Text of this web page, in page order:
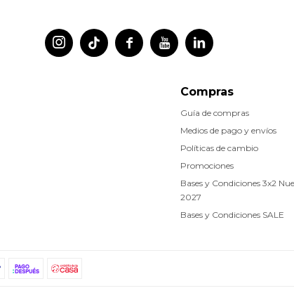
 
 
Compras
Guía de compras
Medios de pago y envíos
Políticas de cambio
Promociones
Bases y Condiciones 3x2
2027
Bases y Condiciones SALE